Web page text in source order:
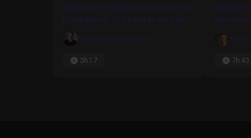
métier de journaliste en ligne.
Je reste disponible dans le
Maîtrisez le Webmarketing et la
Fidelisation +10 études de cas
Nicolas De Beaulieu
3h17
Rédiger
7h43